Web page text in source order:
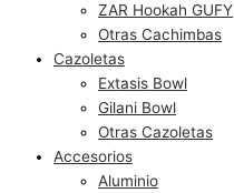
ZAR Hookah GUFY
Otras Cachimbas
Cazoletas
Extasis Bowl
Gilani Bowl
Otras Cazoletas
Accesorios
Aluminio